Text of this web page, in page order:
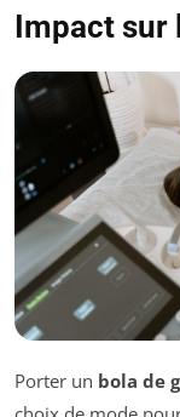
Impact sur
Porter un bola de